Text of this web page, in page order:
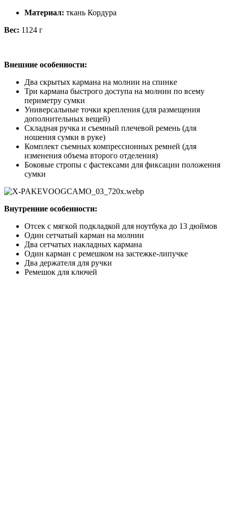
Материал: ткань Кордура
Вес: 1124 г
Внешние особенности:
Два скрытых кармана на молнии на спинке
Три кармана быстрого доступа на молнии по всему
периметру сумки
Универсальные точки крепления (для размещения
дополнительных вещей)
Складная ручка и съемный плечевой ремень (для
ношения сумки в руке)
Комплект съемных компрессионных ремней (для
изменения объема второго отделения)
Боковые стропы с фастексами для фиксации положения
сумки
Внутренние особенности:
Отсек с мягкой подкладкой для ноутбука до 13 дюймов
Один сетчатый карман на молнии
Два сетчатых накладных кармана
Один карман с ремешком на застежке-липучке
Два держателя для ручки
Ремешок для ключей